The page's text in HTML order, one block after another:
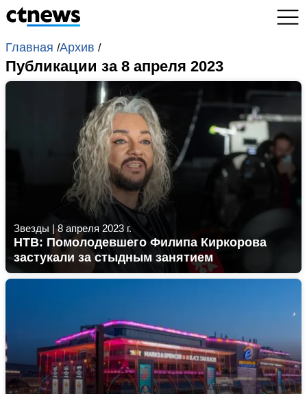
Главная /Архив /
Публикации за 8 апреля 2023
Звезды |8 апреля 2023 г.
НТВ: Помолодевшего Филипа Киркорова
застукали за стыдным занятием